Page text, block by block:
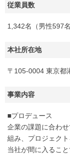
従業員数
1,342名（男性597
本社所在地
〒105-0004 東京都
事業内容
■プロデュース
企業の課題に合わ
組み、プロジェクト
当社が間に入るこ